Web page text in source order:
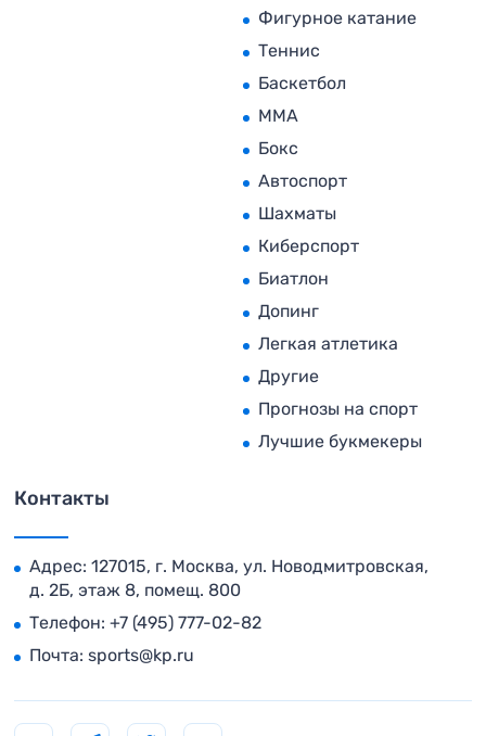
Фигурное катание
Теннис
Баскетбол
MMA
Бокс
Автоспорт
Шахматы
Киберспорт
Биатлон
Допинг
Легкая атлетика
Другие
Прогнозы на спорт
Лучшие букмекеры
Контакты
Адрес: 127015, г. Москва, ул. Новодмитровская,
д. 2Б, этаж 8, помещ. 800
Телефон: +7 (495) 777-02-82
Почта: sports@kp.ru